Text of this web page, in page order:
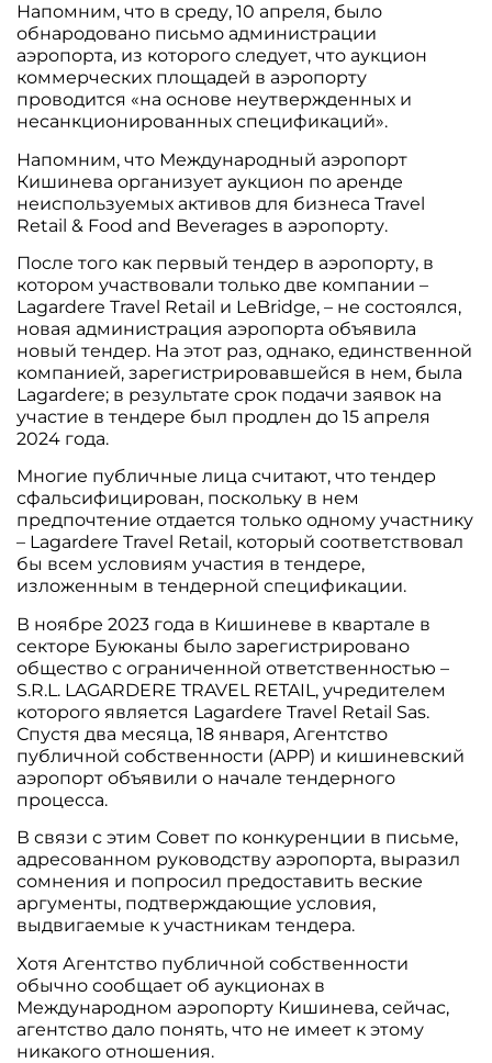
Напомним, что в среду, 10 апреля, было
обнародовано письмо администрации
аэропорта, из которого следует, что аукцион
коммерческих площадей в аэропорту
проводится «на основе неутвержденных и
несанкционированных спецификаций».
Напомним, что Международный аэропорт
Кишинева организует аукцион по аренде
неиспользуемых активов для бизнеса Travel
Retail & Food and Beverages в аэропорту.
После того как первый тендер в аэропорту, в
котором участвовали только две компании –
Lagardere Travel Retail и LeBridge, – не состоялся,
новая администрация аэропорта объявила
новый тендер. На этот раз, однако, единственной
компанией, зарегистрировавшейся в нем, была
Lagardere; в результате срок подачи заявок на
участие в тендере был продлен до 15 апреля
2024 года.
Многие публичные лица считают, что тендер
сфальсифицирован, поскольку в нем
предпочтение отдается только одному участнику
– Lagardere Travel Retail, который соответствовал
бы всем условиям участия в тендере,
изложенным в тендерной спецификации.
В ноябре 2023 года в Кишиневе в квартале в
секторе Буюканы было зарегистрировано
общество с ограниченной ответственностью –
S.R.L. LAGARDERE TRAVEL RETAIL, учредителем
которого является Lagardere Travel Retail Sas.
Спустя два месяца, 18 января, Агентство
публичной собственности (APP) и кишиневский
аэропорт объявили о начале тендерного
процесса.
В связи с этим Совет по конкуренции в письме,
адресованном руководству аэропорта, выразил
сомнения и попросил предоставить веские
аргументы, подтверждающие условия,
выдвигаемые к участникам тендера.
Хотя Агентство публичной собственности
обычно сообщает об аукционах в
Международном аэропорту Кишинева, сейчас,
агентство дало понять, что не имеет к этому
никакого отношения.